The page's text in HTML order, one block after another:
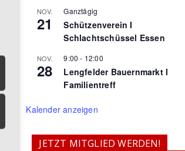
NOV.
21
Ganztägig
Schützenverein I
Schlachtschüssel Essen
NOV.
28
9:00 - 12:00
Lengfelder Bauernmarkt I
Familientreff
Kalender anzeigen
JETZT MITGLIED WERDEN!